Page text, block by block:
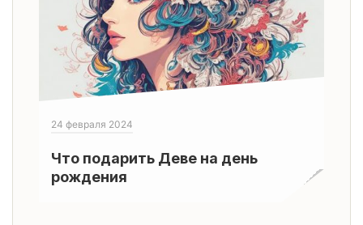
24 февраля 2024
Что подарить Деве на день
рождения